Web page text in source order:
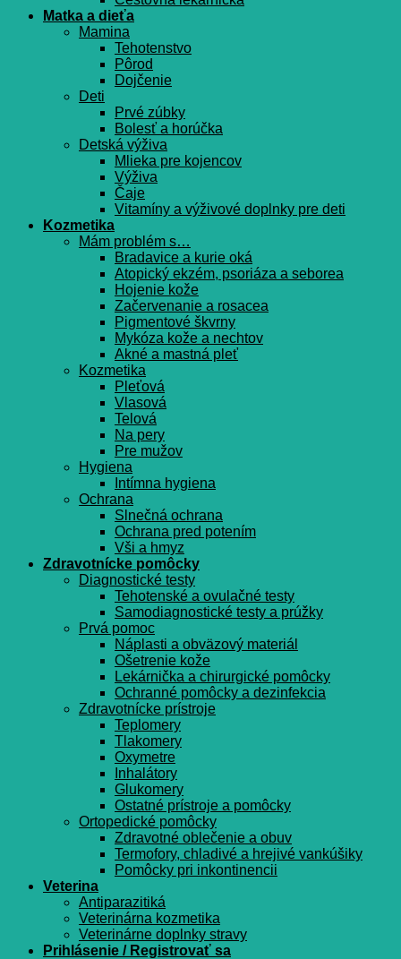
Matka a dieťa
Mamina
Tehotenstvo
Pôrod
Dojčenie
Deti
Prvé zúbky
Bolesť a horúčka
Detská výživa
Mlieka pre kojencov
Výživa
Čaje
Vitamíny a výživové doplnky pre deti
Kozmetika
Mám problém s…
Bradavice a kurie oká
Atopický ekzém, psoriáza a seborea
Hojenie kože
Začervenanie a rosacea
Pigmentové škvrny
Mykóza kože a nechtov
Akné a mastná pleť
Kozmetika
Pleťová
Vlasová
Telová
Na pery
Pre mužov
Hygiena
Intímna hygiena
Ochrana
Slnečná ochrana
Ochrana pred potením
Vši a hmyz
Zdravotnícke pomôcky
Diagnostické testy
Tehotenské a ovulačné testy
Samodiagnostické testy a prúžky
Prvá pomoc
Náplasti a obväzový materiál
Ošetrenie kože
Lekárnička a chirurgické pomôcky
Ochranné pomôcky a dezinfekcia
Zdravotnícke prístroje
Teplomery
Tlakomery
Oxymetre
Inhalátory
Glukomery
Ostatné prístroje a pomôcky
Ortopedické pomôcky
Zdravotné oblečenie a obuv
Termofory, chladivé a hrejivé vankúšiky
Pomôcky pri inkontinencii
Veterina
Antiparazitiká
Veterinárna kozmetika
Veterinárne doplnky stravy
Prihlásenie / Registrovať sa